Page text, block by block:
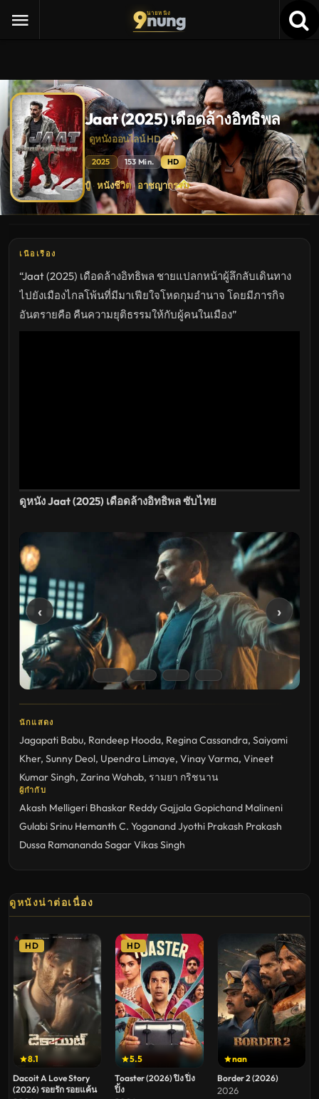
9นายหนัง
nung
Jaat (2025) เดือดล้างอิทธิพล
ดูหนังออนไลน์ HD
2025 153 Min. HD
Jaat
(2025)
เดือด
ล้าง
หนัง
ไทย
ซับ
ไทย
เต็ม
เรื่อง
HD
บู๊ · หนังชีวิต · อาชญากรรม
เนื้อเรื่อง
“Jaat (2025) เดือดล้างอิทธิพล ชายแปลกหน้าผู้ลึกลับเดินทาง
ไปยังเมืองไกลโพ้นที่มีมาเฟียใจโหดกุมอำนาจ โดยมีภารกิจ
อันตรายคือ คืนความยุติธรรมให้กับผู้คนในเมือง”
ดูหนัง Jaat (2025) เดือดล้างอิทธิพล ซับไทย
‹ ›
นักแสดง
Jagapati Babu, Randeep Hooda, Regina Cassandra, Saiyami
Kher, Sunny Deol, Upendra Limaye, Vinay Varma, Vineet
Kumar Singh, Zarina Wahab, รามยา กริชนาน
ผู้กำกับ
Akash Melligeri Bhaskar Reddy GajjalaGopichand Malineni
Gulabi Srinu Hemanth C. YoganandJyothi Prakash Prakash
Dussa Ramananda SagarVikas Singh
ดูหนังน่าต่อเนื่อง
8.1
HD
Dacoit A Love Story
(2026) รอยรัก รอยแค้น
5.5
HD
Toaster (2026) ปิง ปิ่ง
ปิ้ง
nan
Border 2 (2026)
2026